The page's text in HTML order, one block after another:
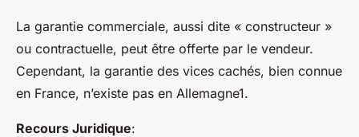
La garantie commerciale, aussi dite « constructeur »
ou contractuelle, peut être offerte par le vendeur.
Cependant, la garantie des vices cachés, bien connue
en France, n’existe pas en Allemagne1.
Recours Juridique: